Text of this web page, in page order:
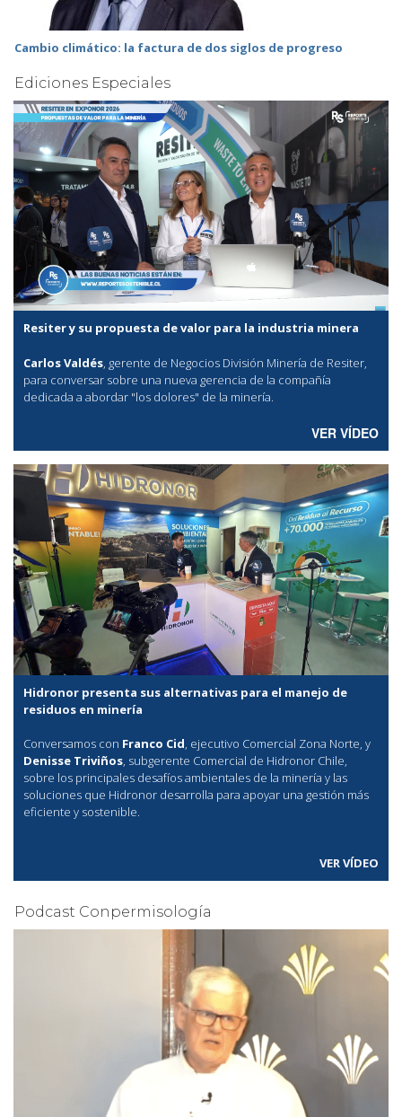
Cambio climático: la factura de dos siglos de progreso
Ediciones Especiales
Resiter y su propuesta de valor para la industria minera
Carlos Valdés, gerente de Negocios División Minería de Resiter,
para conversar sobre una nueva gerencia de la compañía
dedicada a abordar "los dolores" de la minería.
VER VÍDEO
Hidronor presenta sus alternativas para el manejo de
residuos en minería
Conversamos con Franco Cid, ejecutivo Comercial Zona Norte, y
Denisse Triviños, subgerente Comercial de Hidronor Chile,
sobre los principales desafíos ambientales de la minería y las
soluciones que Hidronor desarrolla para apoyar una gestión más
eficiente y sostenible.
VER VÍDEO
Podcast Conpermisología